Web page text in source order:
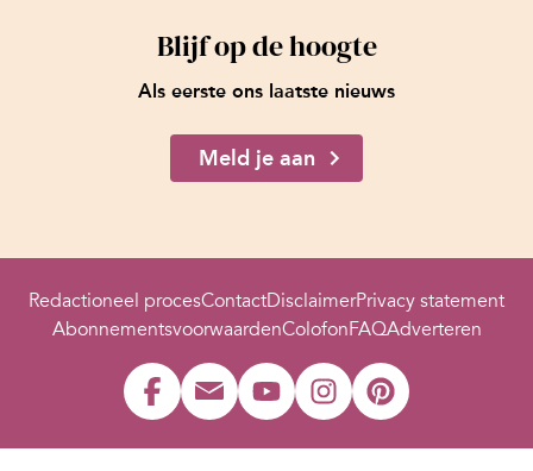
Blijf op de hoogte
Als eerste ons laatste nieuws
Meld je aan
Redactioneel procesContactDisclaimerPrivacy statement
AbonnementsvoorwaardenColofonFAQAdverteren